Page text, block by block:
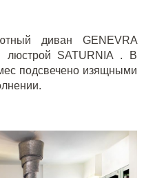
диван GENEVRA
люстрой SATURNIA . В
подсвечено изящными